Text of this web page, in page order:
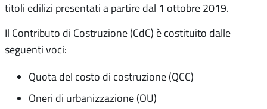
titoli edilizi presentati a partire dal 1 ottobre 2019.
Il Contributo di Costruzione (CdC) è costituito dalle
seguenti voci:
Quota del costo di costruzione (QCC)
Oneri di urbanizzazione (OU)